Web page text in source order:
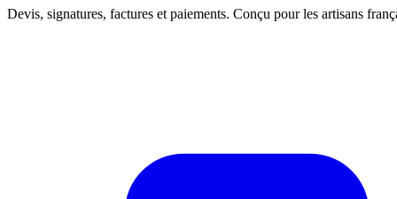
Devis, signatures, factures et paiements. Conçu pour les artisans